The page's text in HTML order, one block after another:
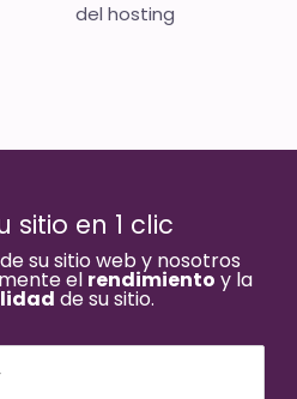
del hosting
sitio en 1 clic
su sitio web y nosotros
el rendimiento y la
de su sitio.